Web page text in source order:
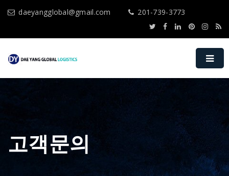
daeyangglobal@gmail.com 201-739-3773
고객문의